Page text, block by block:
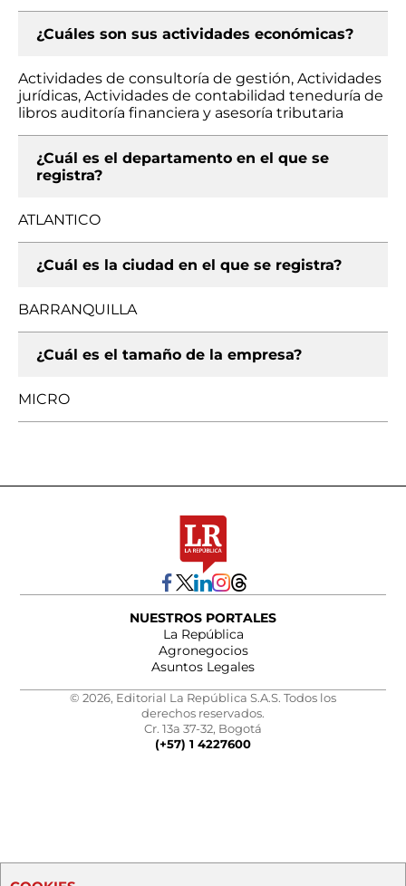
¿Cuáles son sus actividades económicas?
Actividades de consultoría de gestión, Actividades
jurídicas, Actividades de contabilidad teneduría de
libros auditoría financiera y asesoría tributaria
¿Cuál es el departamento en el que se
registra?
ATLANTICO
¿Cuál es la ciudad en el que se registra?
BARRANQUILLA
¿Cuál es el tamaño de la empresa?
MICRO
NUESTROS PORTALES
La República
Agronegocios
Asuntos Legales
© 2026, Editorial La República S.A.S. Todos los
derechos reservados.
Cr. 13a 37-32, Bogotá
(+57) 1 4227600